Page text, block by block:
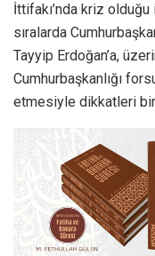
İttifakı’nda kriz olduğu
sıralarda
Tayyip Erdoğan’a,
Cumhurbaşkanlığı
etmesiyle dikkatleri